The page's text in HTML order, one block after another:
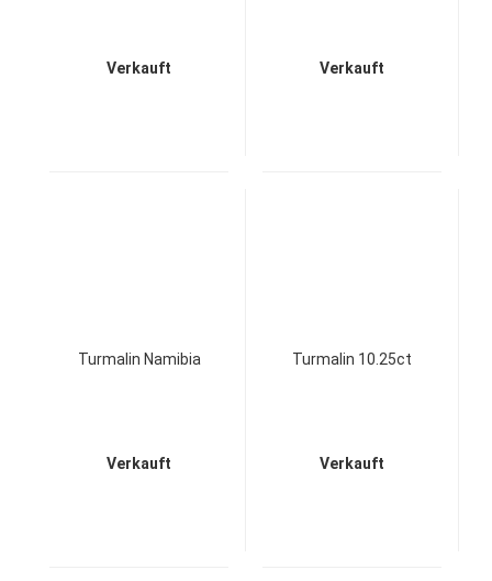
Verkauft Verkauft
Turmalin Namibia
Verkauft
Turmalin 10.25ct
Verkauft